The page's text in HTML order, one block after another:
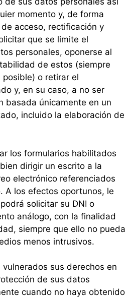
momento y, de forma
acceso, rectificación y
que se limite el
personales, oponerse al
de estos (siempre
o retirar el
y, en su caso, a no ser
basada únicamente en un
incluido la elaboración de
los formularios habilitados
dirigir un escrito a la
electrónico referenciados
A los efectos oportunos, le
solicitar su DNI o
análogo, con la finalidad
siempre que ello no pueda
menos intrusivos.
sus derechos en
de sus datos
cuando no haya obtenido